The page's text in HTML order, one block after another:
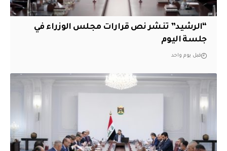
“الرشيد” تنشر نص قرارات مجلس الوزراء في
جلسة اليوم
قبل يوم واحد